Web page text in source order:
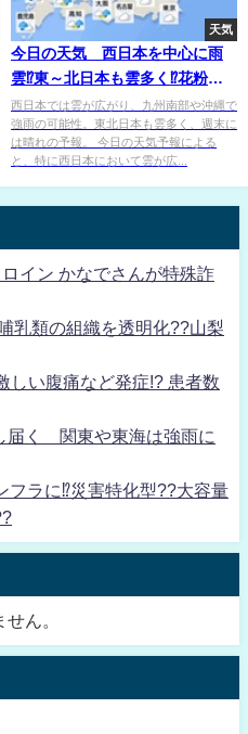
天気
今日の天気 西日本を中心に雨
雲⁉東～北日本も雲多く⁉花粉・
桜の開花情報アリ〼
西日本では雲が広がり、九州南部や沖縄で
強雨の可能性。東北日本も雲多く、週末に
は晴れの予報。 今日の天気予報による
と、特に西日本において雲が広...
イン かなでさんが特殊詐
乳類の組織を透明化??山梨
しい腹痛など発症!? 患者数
く 関東や東海は強雨に
フラに⁉災害特化型??大容量
ん。